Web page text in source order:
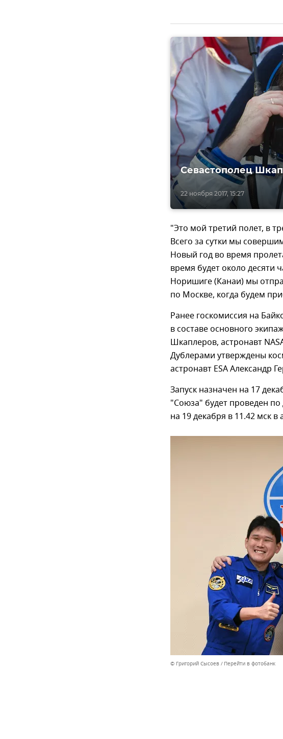
22 ноября 2017, 15:27
Севастополец
"Это мой третий полет, в
Всего за сутки мы
Новый год во время
время будет около десяти
Норишиге (Канаи) мы
по Москве, когда будем
Ранее госкомиссия на
в составе основного
Шкаплеров, астронавт
Дублерами утверждены
астронавт ESA Александр
Запуск назначен на 17
"Союза" будет проведен
на 19 декабря в 11.42 мск
© Григорий Сысоев Перейти в фотобанк